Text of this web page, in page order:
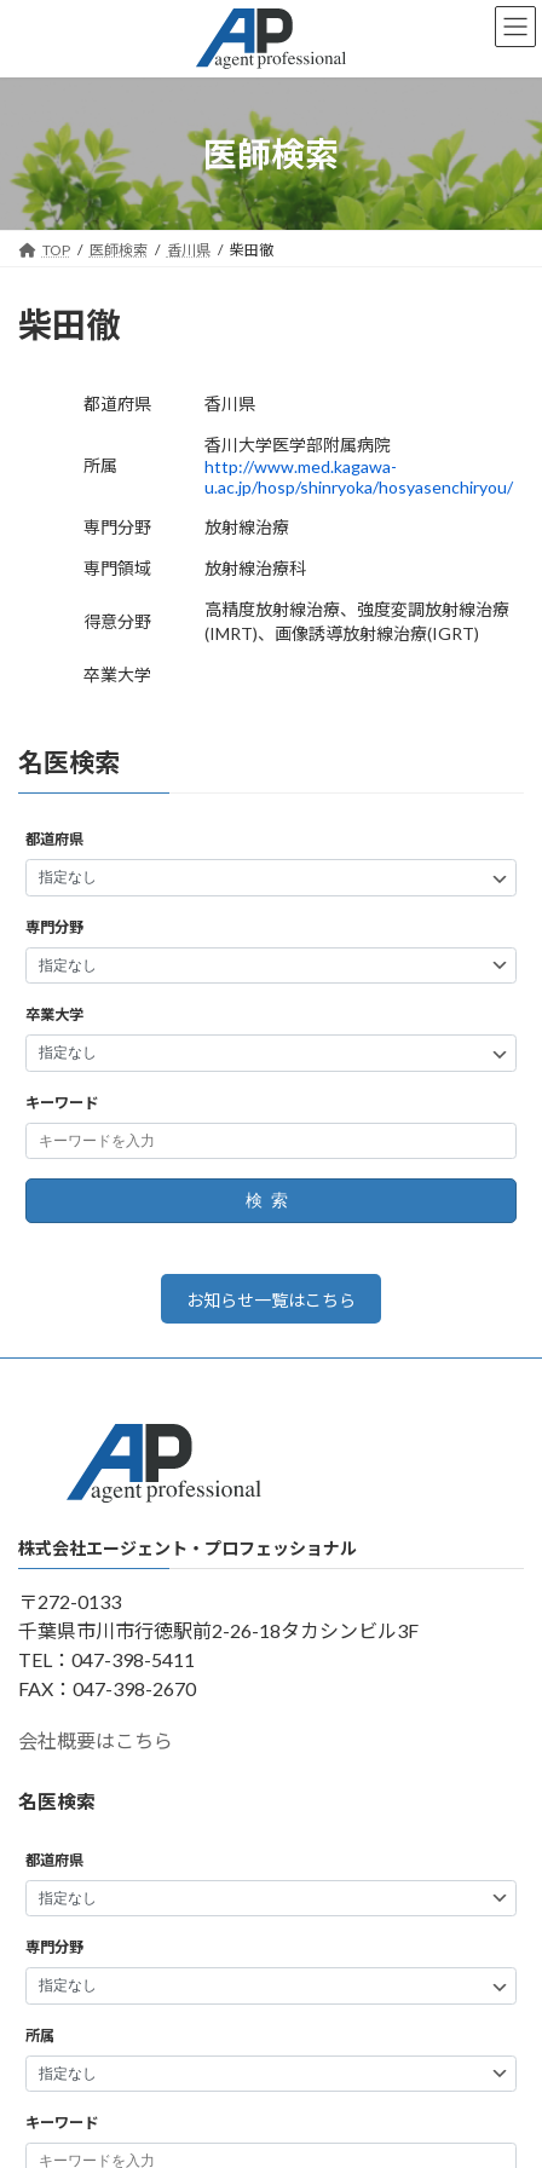
ン
キ
プ
ー
に
動
医師検索
TOP 医師検索 香川県 柴田徹
柴田徹
都道府県 香川県
所属
香川大学医学部附属病院
http://www.med.kagawa-
u.ac.jp/hosp/shinryoka/hosyasenchiryou/
専門分野
放射線治療
専門領域
放射線治療科
得意分野
高精度放射線治療、強度変調放射線治療
(IMRT)、画像誘導放射線治療(IGRT)
卒業大学
名医検索
都道府県
専門分野
卒業大学
キーワード
検索
お知らせ一覧はこちら
株式会社エージェント・プロフェッショナル
〒272-0133
千葉県市川市行徳駅前2-26-18タカシンビル3F
TEL：047-398-5411
FAX：047-398-2670
会社概要はこちら
名医検索
都道府県
専門分野
所属
キーワード